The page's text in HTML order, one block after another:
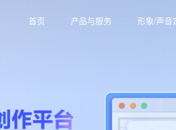
首页 产品与服务 形象/声音